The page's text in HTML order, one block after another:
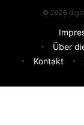
© 2026
Über
Kontakt